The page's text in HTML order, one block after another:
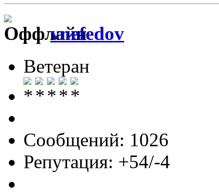
vnefedov
Ветеран
Сообщений: 1026
Репутация: +54/-4